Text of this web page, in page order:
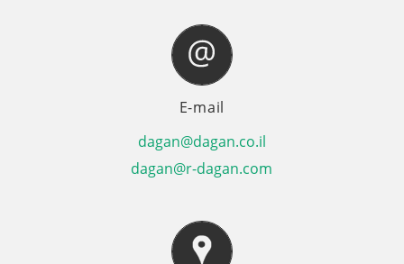
E-mail
dagan@dagan.co.il
dagan@r-dagan.com